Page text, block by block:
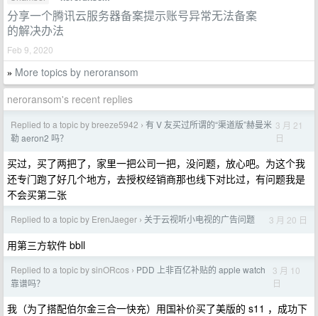
分享一个腾讯云服务器备案提示账号异常无法备案
的解决办法
Feb 9, 2020
» More topics by neroransom
neroransom's recent replies
Replied to a topic by breeze5942 › 有 V 友买过所谓的“渠道版”赫曼米
勒 aeron2 吗？
3 月 21
日
买过，买了两把了，家里一把公司一把，没问题，放心吧。为这个我
还专门跑了好几个地方，去授权经销商那也线下对比过，有问题我是
不会买第二张
Replied to a topic by ErenJaeger › 关于云视听小电视的广告问题 3 月 20 日
用第三方软件 bbll
Replied to a topic by sinORcos › PDD 上非百亿补贴的 apple watch
靠谱吗？
3 月 10
日
我（为了搭配伯尔金三合一快充）用国补价买了美版的 s11 ，成功下